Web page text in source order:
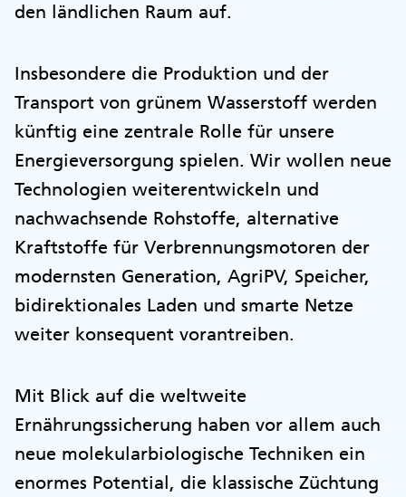
den ländlichen Raum auf.
Insbesondere die Produktion und der
Transport von grünem Wasserstoff werden
künftig eine zentrale Rolle für unsere
Energieversorgung spielen. Wir wollen neue
Technologien weiterentwickeln und
nachwachsende Rohstoffe, alternative
Kraftstoffe für Verbrennungsmotoren der
modernsten Generation, AgriPV, Speicher,
bidirektionales Laden und smarte Netze
weiter konsequent vorantreiben.
Mit Blick auf die weltweite
Ernährungssicherung haben vor allem auch
neue molekularbiologische Techniken ein
enormes Potential, die klassische Züchtung